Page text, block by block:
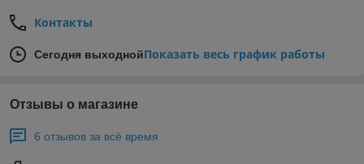
Контакты
Сегодня выходнойПоказать весь график работы
Отзывы о магазине
6 отзывов за всё время